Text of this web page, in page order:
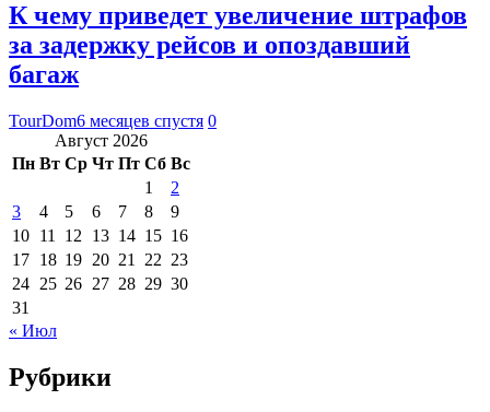
К чему приведет увеличение штрафов
за задержку рейсов и опоздавший
багаж
TourDom6 месяцев спустя 0
Август 2026
Пн Вт Ср Чт Пт Сб Вс
1
2
3
4 5 6 7 8
9
10 11 12 13 14 15 16
17 18 19 20 21 22 23
24 25 26 27 28 29 30
31
« Июл
Рубрики